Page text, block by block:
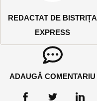
REDACTAT DE BISTRIȚA
EXPRESS
ADAUGĂ COMENTARIU